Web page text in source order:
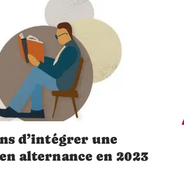
d’intégrer une
alternance en 2023